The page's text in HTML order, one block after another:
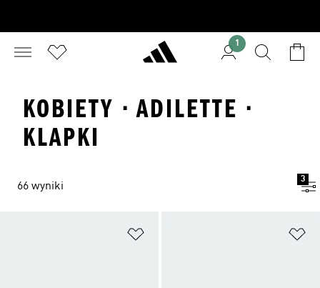
1
KOBIETY · ADILETTE ·
KLAPKI
66 wyniki
3